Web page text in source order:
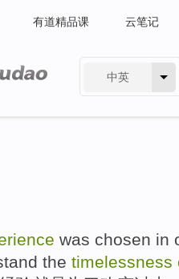
有道精品课 云笔记
中英
was chosen in
the timelessness